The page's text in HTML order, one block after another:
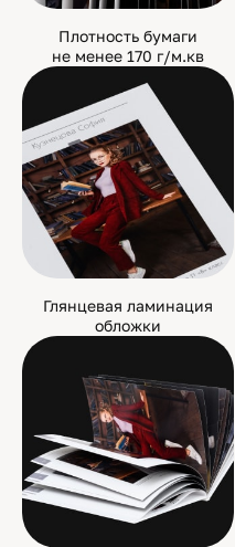
Плотность бумаги
не менее 170 г/м.кв
Глянцевая ламинация
обложки